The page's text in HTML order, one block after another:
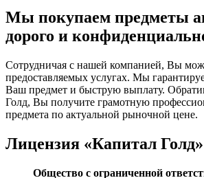
Мы покупаем предметы
дорого и
Сотрудничая с нашей компанией, Вы
предоставляемых услугах. Мы
Ваш предмет и быструю выплату.
Голд, Вы получите грамотную
предмета по актуальной рыночной цене.
Лицензия «Капитал Голд»
Общество с ограниченной